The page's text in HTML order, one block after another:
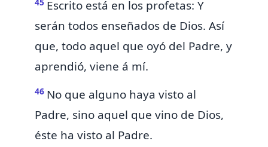
Escrito está en los profetas: Y
serán todos enseñados de Dios. Así
que, todo aquel que oyó del Padre, y
aprendió, viene á mí.
46 No que alguno haya visto al
Padre, sino aquel que vino de Dios,
éste ha visto al Padre.